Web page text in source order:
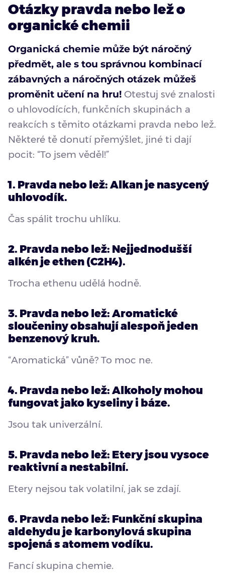
Otázky pravda nebo lež o
organické chemii
Organická chemie může být náročný
předmět, ale s tou správnou kombinací
zábavných a náročných otázek můžeš
proměnit učení na hru! Otestuj své znalosti
o uhlovodících, funkčních skupinách a
reakcích s těmito otázkami pravda nebo lež.
Některé tě donutí přemýšlet, jiné ti dají
pocit: “To jsem věděl!”
1. Pravda nebo lež: Alkan je nasycený
uhlovodík.
Čas spálit trochu uhlíku.
2. Pravda nebo lež: Nejjednodušší
alkén je ethen (C2H4).
Trocha ethenu udělá hodně.
3. Pravda nebo lež: Aromatické
sloučeniny obsahují alespoň jeden
benzenový kruh.
“Aromatická” vůně? To moc ne.
4. Pravda nebo lež: Alkoholy mohou
fungovat jako kyseliny i báze.
Jsou tak univerzální.
5. Pravda nebo lež: Etery jsou vysoce
reaktivní a nestabilní.
Etery nejsou tak volatilní, jak se zdají.
6. Pravda nebo lež: Funkční skupina
aldehydu je karbonylová skupina
spojená s atomem vodíku.
Fancí skupina chemie.